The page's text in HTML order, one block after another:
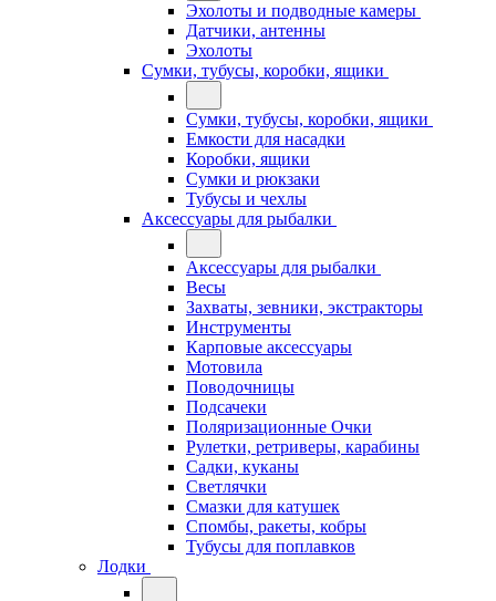
Эхолоты и подводные камеры
Датчики, антенны
Эхолоты
Сумки, тубусы, коробки, ящики
Сумки, тубусы, коробки, ящики
Емкости для насадки
Коробки, ящики
Сумки и рюкзаки
Тубусы и чехлы
Аксессуары для рыбалки
Аксессуары для рыбалки
Весы
Захваты, зевники, экстракторы
Инструменты
Карповые аксессуары
Мотовила
Поводочницы
Подсачеки
Поляризационные Очки
Рулетки, ретриверы, карабины
Садки, куканы
Светлячки
Смазки для катушек
Спомбы, ракеты, кобры
Тубусы для поплавков
Лодки